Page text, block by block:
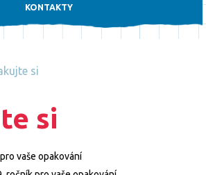
KONTAKTY
si
si
pro vaše opakování